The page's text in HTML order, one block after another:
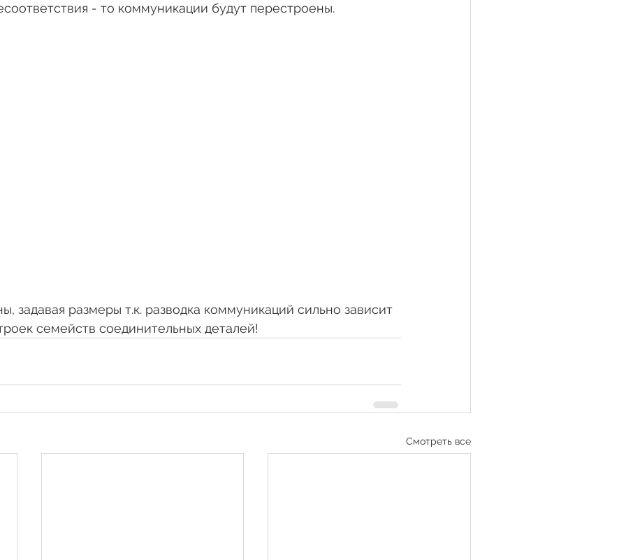
- то коммуникации будут перестроены.
задавая размеры т.к. разводка коммуникаций сильно зависит
семейств соединительных деталей!
Смотреть все